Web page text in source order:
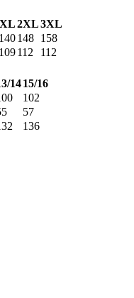
XL2XL3XL
140148 158
109112 112
1415/16
102
57
136